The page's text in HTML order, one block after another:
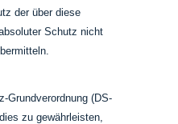
der über diese
Schutz nicht
Grundverordnung (DS-
zu gewährleisten,